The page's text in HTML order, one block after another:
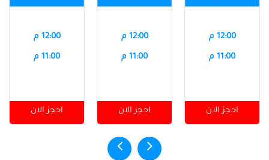
12:00 م
11:00 م
احجز الان
12:00 م
11:00 م
احجز الان
12:00 م
11:00 م
احجز الان